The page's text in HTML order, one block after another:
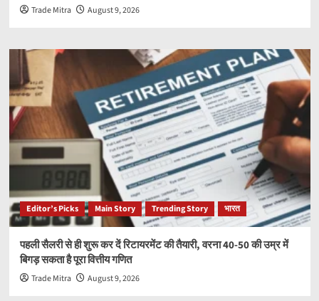
Trade Mitra August 9, 2026
Editor’s Picks Main Story Trending Story भारत
पहली सैलरी से ही शुरू कर दें रिटायरमेंट की तैयारी, वरना 40-50 की उम्र में
बिगड़ सकता है पूरा वित्तीय गणित
Trade Mitra August 9, 2026